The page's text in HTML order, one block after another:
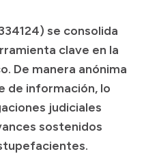
se consolida
clave en la
De manera anónima
de información, lo
judiciales
sostenidos